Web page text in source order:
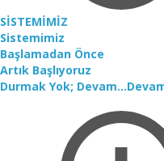
SİSTEMİMİZ
Sistemimiz
Başlamadan Önce
Artık Başlıyoruz
Durmak Yok;